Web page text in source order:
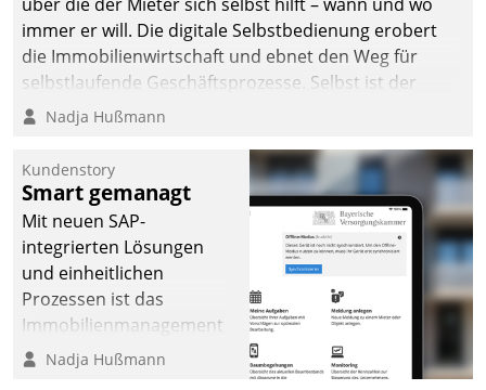
immer er will. Die digitale Selbstbedienung erobert
die Immobilienwirtschaft und ebnet den Weg für
selbstlaufende Geschäftsprozesse. Selbst ist der
Kunde und smart der Serviceanbieter.
Nadja Hußmann
Kundenstory
Smart gemanagt
Mit neuen SAP-
integrierten Lösungen
und einheitlichen
Prozessen ist das
Immobilienmanagement
der Bayerischen
Nadja Hußmann